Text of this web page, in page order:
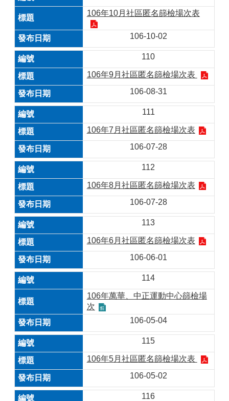
106年10月社區匿名篩檢場次表
106-10-02
110
106年9月社區匿名篩檢場次表
106-08-31
111
106年7月社區匿名篩檢場次表
106-07-28
112
106年8月社區匿名篩檢場次表
106-07-28
113
106年6月社區匿名篩檢場次表
106-06-01
114
106年萬華、中正運動中心篩檢場
次
106-05-04
115
106年5月社區匿名篩檢場次表
106-05-02
116